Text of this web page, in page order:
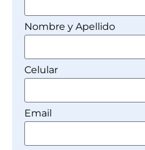
Nombre y Apellido
Celular
Email